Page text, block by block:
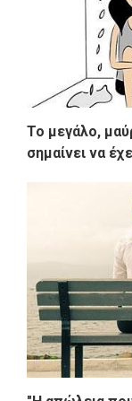
Το μεγάλο,
σημαίνει να